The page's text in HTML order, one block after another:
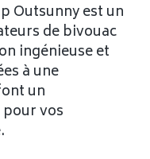
Outsunny est un
de bivouac
ingénieuse et
à une
un
vos